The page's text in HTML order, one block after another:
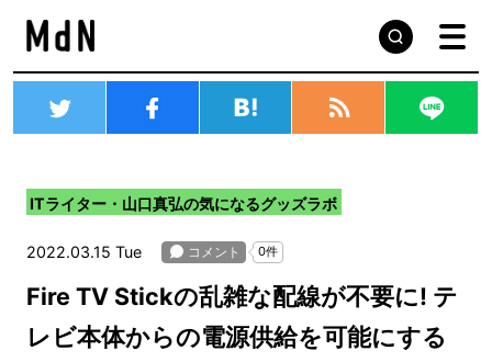
ITライター・山口真弘の気になるグッズラボ
2022.03.15 Tue
Fire TV Stickの乱雑な配線が不要に! テ
レビ本体からの電源供給を可能にする